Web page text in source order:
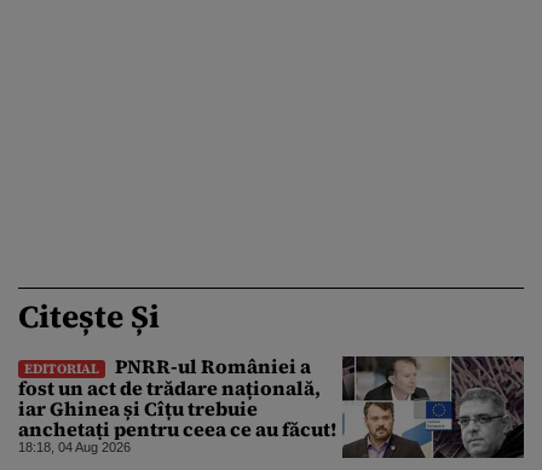
Citește Și
EDITORIAL
PNRR-ul României a
fost un act de trădare națională,
iar Ghinea și Cîțu trebuie
anchetați pentru ceea ce au făcut!
18:18, 04 Aug 2026